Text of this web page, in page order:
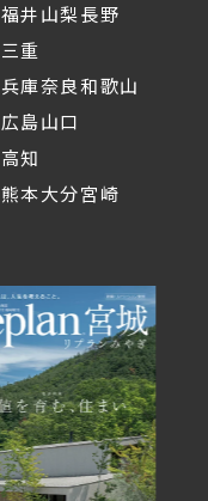
福井山梨長野
三重
兵庫奈良和歌山
広島山口
高知
熊本大分宮崎